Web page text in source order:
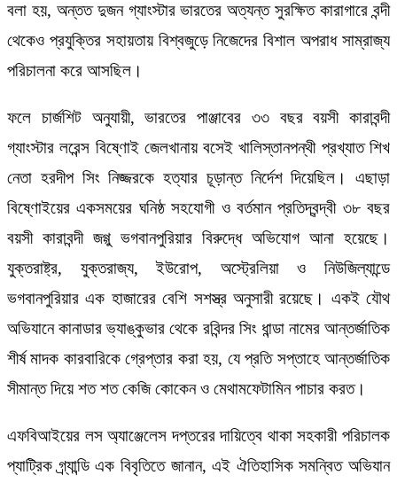
বলা হয়, অন্তত দুজন গ্যাংস্টার ভারতের অত্যন্ত সুরক্ষিত কারাগারে বন্দী
থেকেও প্রযুক্তির সহায়তায় বিশ্বজুড়ে নিজেদের বিশাল অপরাধ সাম্রাজ্য
পরিচালনা করে আসছিল।
ফলে চার্জশিট অনুযায়ী, ভারতের পাঞ্জাবের ৩৩ বছর বয়সী কারাবন্দী
গ্যাংস্টার লরেন্স বিষ্ণোই জেলখানায় বসেই খালিস্তানপন্থী প্রখ্যাত শিখ
নেতা হরদীপ সিং নিজ্জরকে হত্যার চূড়ান্ত নির্দেশ দিয়েছিল। এছাড়া
বিষ্ণোইয়ের একসময়ের ঘনিষ্ঠ সহযোগী ও বর্তমান প্রতিদ্বন্দ্বী ৩৮ বছর
বয়সী কারাবন্দী জগ্গু ভগবানপুরিয়ার বিরুদ্ধে অভিযোগ আনা হয়েছে।
যুক্তরাষ্ট্র, যুক্তরাজ্য, ইউরোপ, অস্ট্রেলিয়া ও নিউজিল্যান্ডে
ভগবানপুরিয়ার এক হাজারের বেশি সশস্ত্র অনুসারী রয়েছে। একই যৌথ
অভিযানে কানাডার ভ্যাঙ্কুভার থেকে রবিন্দর সিং ধান্ডা নামের আন্তর্জাতিক
শীর্ষ মাদক কারবারিকে গ্রেপ্তার করা হয়, যে প্রতি সপ্তাহে আন্তর্জাতিক
সীমান্ত দিয়ে শত শত কেজি কোকেন ও মেথামফেটামিন পাচার করত।
এফবিআইয়ের লস অ্যাঞ্জেলেস দপ্তরের দায়িত্বে থাকা সহকারী পরিচালক
প্যাট্রিক গ্র্যান্ডি এক বিবৃতিতে জানান, এই ঐতিহাসিক সমন্বিত অভিযান